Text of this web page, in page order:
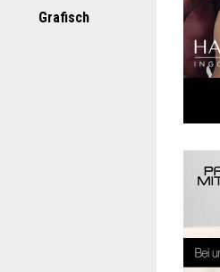
Grafisch